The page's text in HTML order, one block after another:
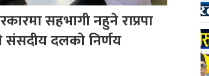
सहभागी नहुने राप्रपा
संसदीय दलको निर्णय